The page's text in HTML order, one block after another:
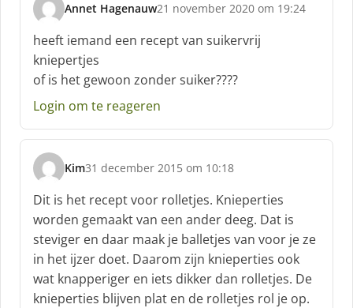
Annet Hagenauw
s
c
h
r
e
e
f
:
21 november 2020 om 19:24
heeft iemand een recept van suikervrij
kniepertjes
of is het gewoon zonder suiker????
Login om te reageren
Kim
s
c
h
r
e
e
f
:
31 december 2015 om 10:18
Dit is het recept voor rolletjes. Knieperties
worden gemaakt van een ander deeg. Dat is
steviger en daar maak je balletjes van voor je ze
in het ijzer doet. Daarom zijn knieperties ook
wat knapperiger en iets dikker dan rolletjes. De
knieperties blijven plat en de rolletjes rol je op.